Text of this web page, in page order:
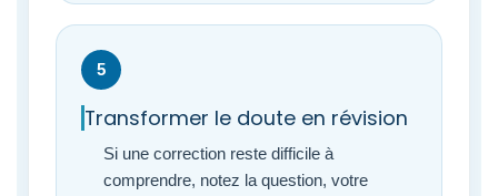
5
Transformer le doute en révision
Si une correction reste difficile à
comprendre, notez la question, votre